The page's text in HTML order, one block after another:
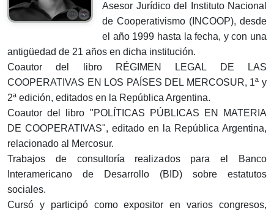
Asesor Jurídico del Instituto Nacional
de Cooperativismo (INCOOP), desde
el año 1999 hasta la fecha, y con una
antigüedad de 21 años en dicha institución.
Coautor del libro RÉGIMEN LEGAL DE LAS
COOPERATIVAS EN LOS PAÍSES DEL MERCOSUR, 1ª y
2ª edición, editados en la República Argentina.
Coautor del libro "POLÍTICAS PÚBLICAS EN MATERIA
DE COOPERATIVAS", editado en la República Argentina,
relacionado al Mercosur.
Trabajos de consultoría realizados para el Banco
Interamericano de Desarrollo (BID) sobre estatutos
sociales.
Cursó y participó como expositor en varios congresos,